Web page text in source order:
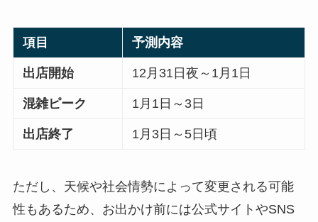
項目 予測内容
出店開始 12月31日夜～1月1日
混雑ピーク 1月1日～3日
出店終了 1月3日～5日頃
ただし、天候や社会情勢によって変更される可能
性もあるため、お出かけ前には公式サイトやSNS